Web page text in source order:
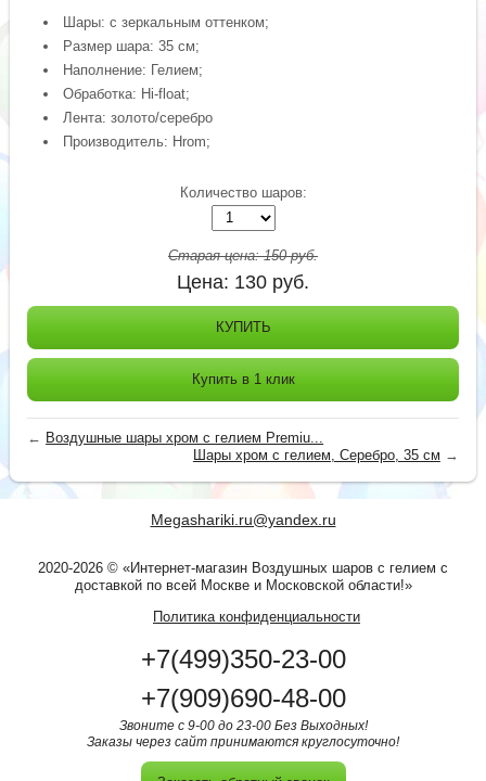
Шары: с зеркальным оттенком;
Размер шара: 35 см;
Наполнение: Гелием;
Обработка: Hi-float;
Лента: золото/серебро
Производитель: Hrom;
Количество шаров:
Старая цена:150руб.
Цена: 130 руб.
КУПИТЬ
Купить в 1 клик
← Воздушные шары хром с гелием Premiu...
Шары хром с гелием, Серебро, 35 см →
Megashariki.ru@yandex.ru
2020-2026 © «Интернет-магазин Воздушных шаров с гелием с
доставкой по всей Москве и Московской области!»
Политика конфиденциальности
+7(499)350-23-00
+7(909)690-48-00
Звоните с 9-00 до 23-00 Без Выходных!
Заказы через сайт принимаются круглосуточно!